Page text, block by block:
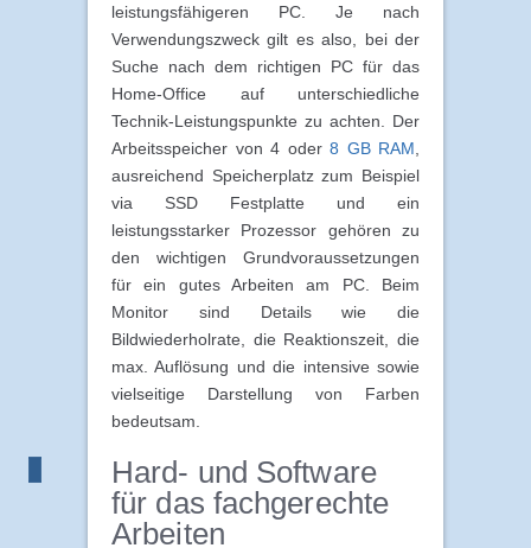
leistungsfähigeren PC. Je nach
Verwendungszweck gilt es also, bei der
Suche nach dem richtigen PC für das
Home-Office auf unterschiedliche
Technik-Leistungspunkte zu achten. Der
Arbeitsspeicher von 4 oder 8 GB RAM
ausreichend Speicherplatz zum Beispiel
via SSD Festplatte und ein
leistungsstarker Prozessor gehören zu
den wichtigen Grundvoraussetzungen
für ein gutes Arbeiten am PC. Beim
Monitor sind Details wie die
Bildwiederholrate, die Reaktionszeit, die
max. Auflösung und die intensive sowie
vielseitige Darstellung von Farben
bedeutsam.
Hard- und Software
für das fachgerechte
Arbeiten